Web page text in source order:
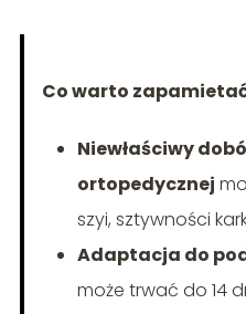
Co warto
Niewłaściwy
ortopedycznej
szyi, sztywności
Adaptacja do
może trwać do 14